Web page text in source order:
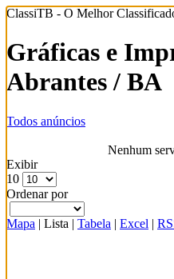
ClassiTB - O Melhor
Gráficas e
Abrantes / BA
Todos anúncios
Nenhum
Exibir
10
Ordenar por
Mapa | Lista | Tabela | Excel |